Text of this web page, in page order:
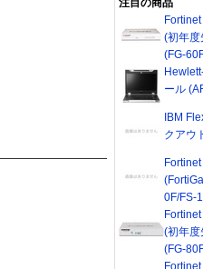
注目の商品
(初年度
(FG-
ール
IBM
クアウ
0F/FS-
(初年度
(FG-